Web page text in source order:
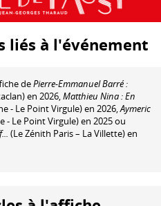
liés à l'événement
dePierre-Emmanuel Barré :
en 2026,Matthieu Nina : En
- Le Point Virgule) en 2026,Aymeric
- Le Point Virgule) en 2025 ou
(Le Zénith Paris – La Villette) en